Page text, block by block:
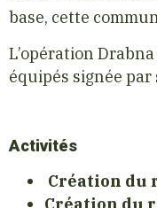
base, cette
L’opération
équipés signée par
Activités
Création du